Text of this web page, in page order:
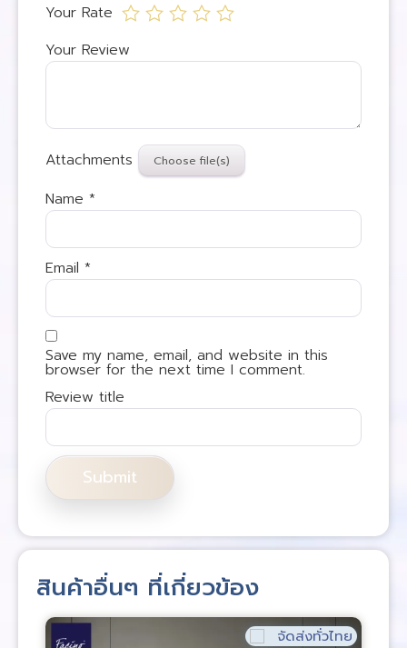
Your Rate
Your Review
Attachments
Name *
Email *
Save my name, email, and website in this
browser for the next time I comment.
Review title
สินค้าอื่นๆ ที่เกี่ยวข้อง
จัดส่งทั่วไทย